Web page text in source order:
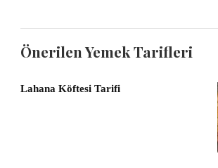
Önerilen Yemek Tarifleri
Lahana Köftesi Tarifi